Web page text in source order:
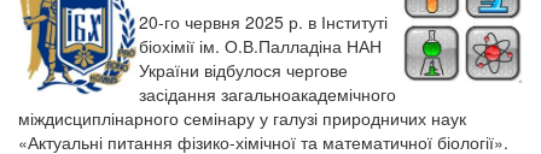
20-го червня 2025 р. в Інституті
біохімії ім. О.В.Палладіна НАН
України відбулося чергове
засідання загальноакадемічного
міждисциплінарного семінару у галузі природничих наук
«Актуальні питання фізико-хімічної та математичної біології».